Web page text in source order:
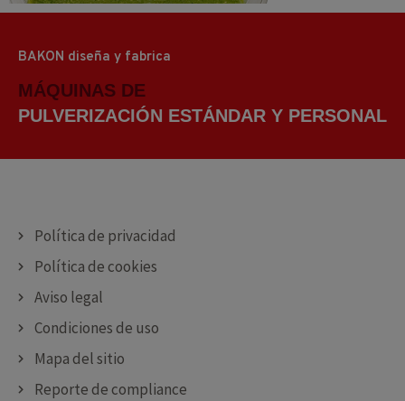
BAKON diseña y fabrica
MÁQUINAS DE
PULVERIZACIÓN ESTÁNDAR Y
CORTE ESTÁNDAR Y PERSONALIZADAS
Política de privacidad
Política de cookies
Aviso legal
Condiciones de uso
Mapa del sitio
Reporte de compliance